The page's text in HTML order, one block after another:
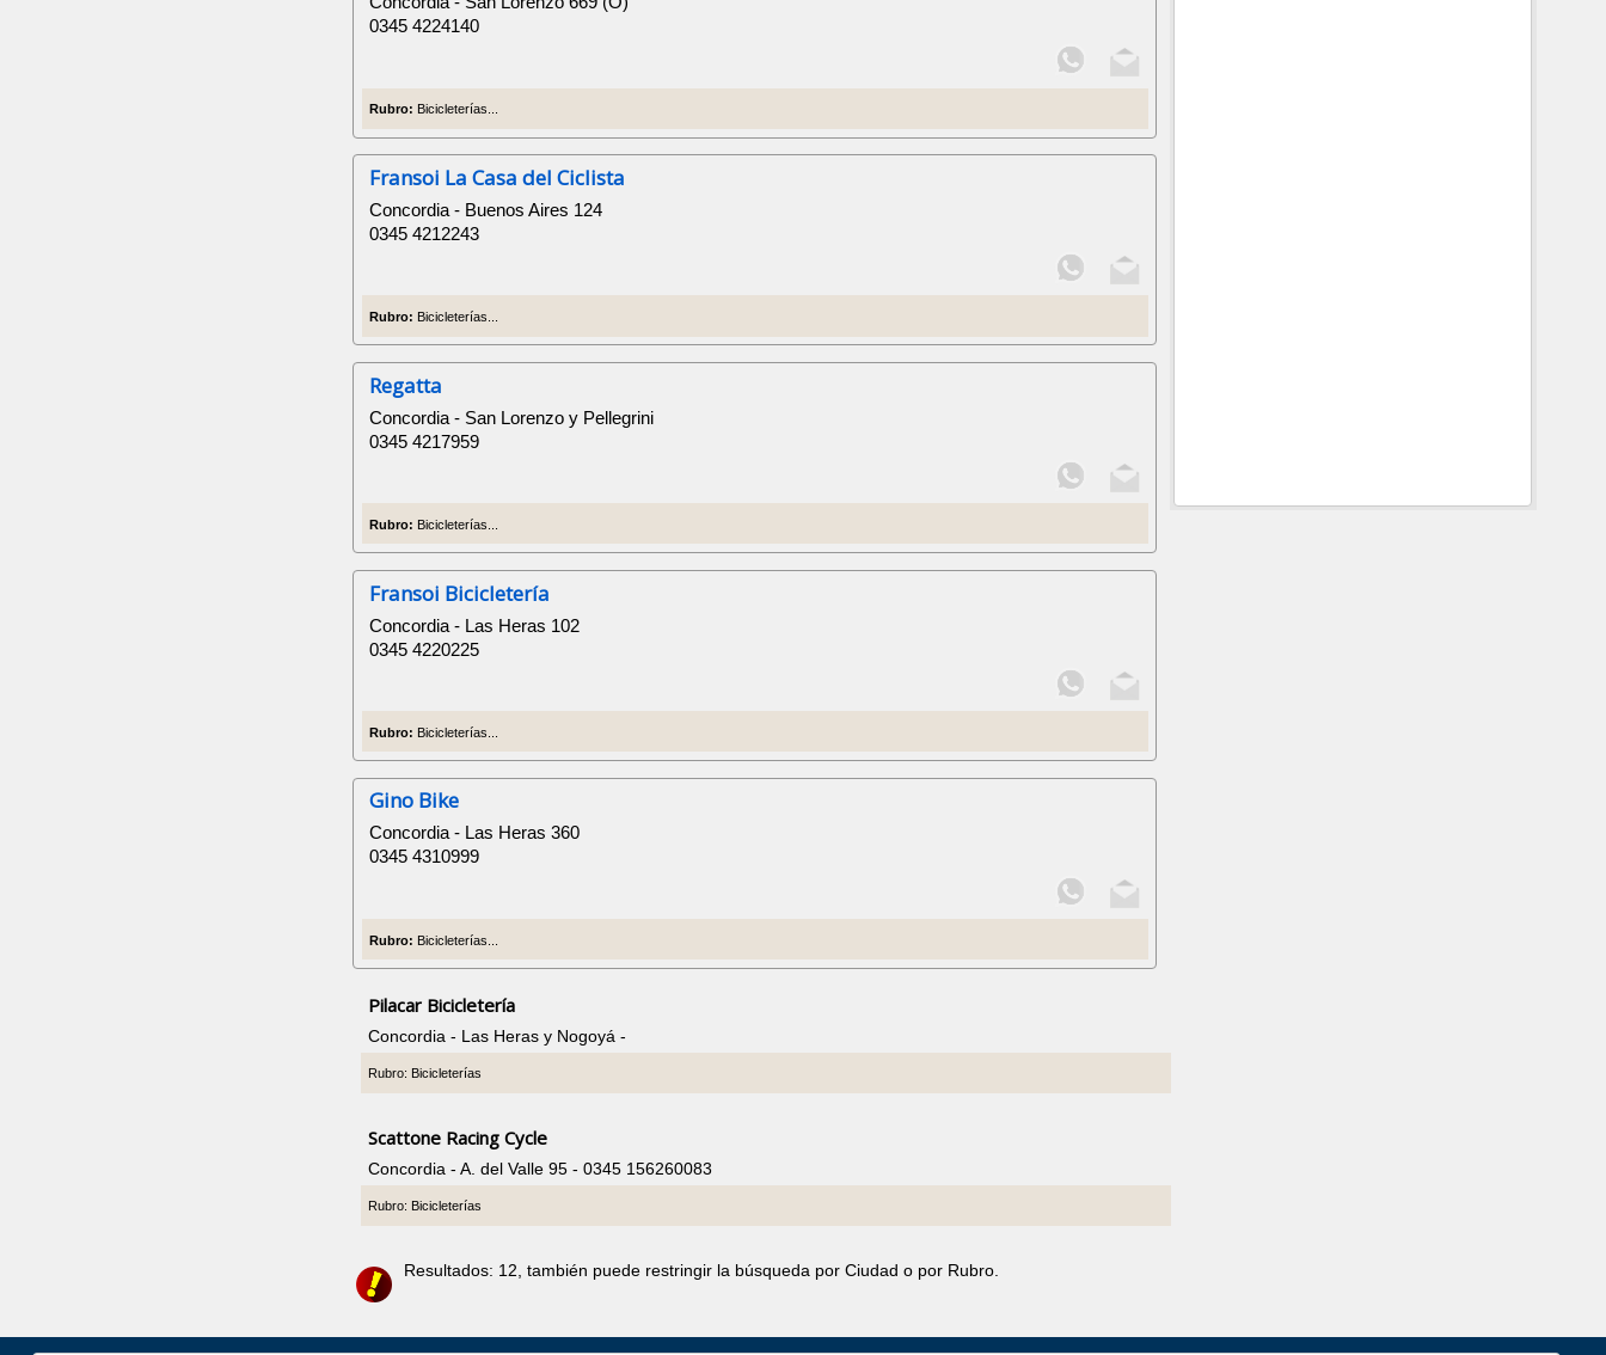
0345 4224140
Rubro: Bicicleterías...
Fransoi La Casa del Ciclista
Concordia - Buenos Aires 124
0345 4212243
Rubro: Bicicleterías...
Regatta
Concordia - San Lorenzo y Pellegrini
0345 4217959
Rubro: Bicicleterías...
Fransoi Bicicletería
Concordia - Las Heras 102
0345 4220225
Rubro: Bicicleterías...
Gino Bike
Concordia - Las Heras 360
0345 4310999
Rubro: Bicicleterías...
Pilacar Bicicletería
Concordia - Las Heras y Nogoyá -
Rubro: Bicicleterías
Scattone Racing Cycle
Concordia - A. del Valle 95 - 0345 156260083
Rubro: Bicicleterías
Resultados: 12, también puede restringir la búsqueda por Ciudad o por Rubro.